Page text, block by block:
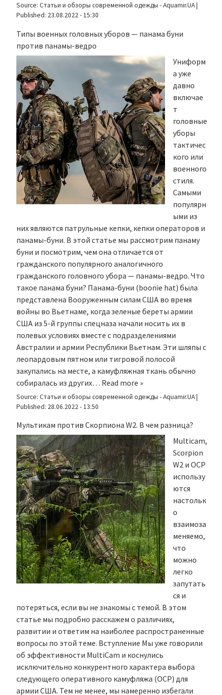
Source: Статьи и обзоры современной одежды - Aquamir.UA|
Published: 23.08.2022 - 15:30
Типы военных головных уборов — панама буни
против панамы-ведро
Униформ
а уже
давно
включае
т
головные
уборы
тактичес
кого или
военного
стиля.
Самыми
популярн
ыми из
них являются патрульные кепки, кепки операторов и
панамы-буни. В этой статье мы рассмотрим панаму
буни и посмотрим, чем она отличается от
гражданского популярного аналогичного
гражданского головного убора — панамы-ведро. Что
такое панама буни? Панама-буни (boonie hat) была
представлена Вооруженным силам США во время
войны во Вьетнаме, когда зеленые береты армии
США из 5-й группы спецназа начали носить их в
полевых условиях вместе с подразделениями
Австралии и армии Республики Вьетнам. Эти шляпы с
леопардовым пятном или тигровой полосой
закупались на месте, а камуфляжная ткань обычно
собиралась из других… Read more »
Source: Статьи и обзоры современной одежды - Aquamir.UA|
Published: 28.06.2022 - 13:50
Мультикам против Скорпиона W2. В чем разница?
Multicam,
Scorpion
W2 и OCP
использу
ются
настольк
о
взаимоза
меняемо,
что
можно
легко
запутать
ся и
потеряться, если вы не знакомы с темой. В этом
статье мы подробно расскажем о различиях,
развитии и ответим на наиболее распространенные
вопросы по этой теме. Вступление Мы уже говорили
об эффективности MultiCam и коснулись
исключительно конкурентного характера выбора
следующего оперативного камуфляжа (OCP) для
армии США. Тем не менее, мы намеренно избегали